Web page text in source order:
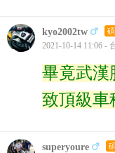
kyo2002tw
2021-10-14 11:06 -
畢竟武漢
致頂級車
superyoure